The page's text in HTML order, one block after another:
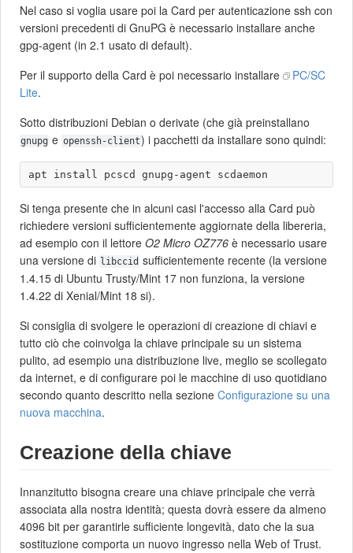
Nel caso si voglia usare poi la Card per autenticazione ssh con
versioni precedenti di GnuPG è necessario installare anche
gpg-agent (in 2.1 usato di default).
Per il supporto della Card è poi necessario installare
PC/SC
Lite.
Sotto distribuzioni Debian o derivate (che già preinstallano
gnupg e openssh-client) i pacchetti da installare sono quindi:
Si tenga presente che in alcuni casi l'accesso alla Card può
richiedere versioni sufficientemente aggiornate della libereria,
ad esempio con il lettore O2 Micro OZ776 è necessario usare
una versione di libccid sufficientemente recente (la versione
1.4.15 di Ubuntu Trusty/Mint 17 non funziona, la versione
1.4.22 di Xenial/Mint 18 si).
Si consiglia di svolgere le operazioni di creazione di chiavi e
tutto ciò che coinvolga la chiave principale su un sistema
pulito, ad esempio una distribuzione live, meglio se scollegato
da internet, e di configurare poi le macchine di uso quotidiano
secondo quanto descritto nella sezione Configurazione su una
nuova macchina.
Creazione della chiave
Innanzitutto bisogna creare una chiave principale che verrà
associata alla nostra identità; questa dovrà essere da almeno
4096 bit per garantirle sufficiente longevità, dato che la sua
sostituzione comporta un nuovo ingresso nella Web of Trust.